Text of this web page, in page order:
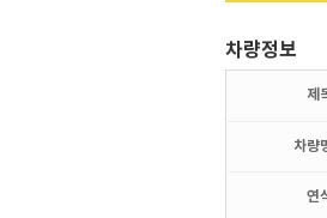
차량정보
제
차량
연